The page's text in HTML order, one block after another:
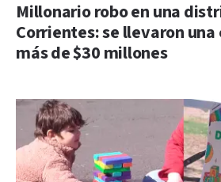
Millonario robo en una
Corrientes: se llevaron
más de $30 millones